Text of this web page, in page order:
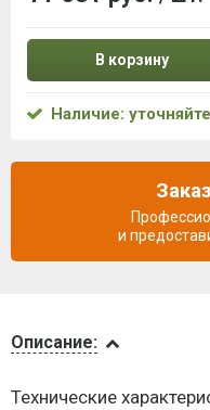
и оплата
Описание:
Технические
В корзину
Наличие: уточняйте
и